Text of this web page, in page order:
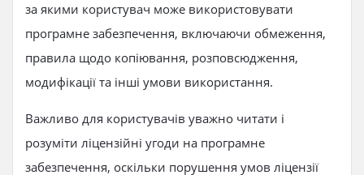
за якими користувач може використовувати
програмне забезпечення, включаючи обмеження,
правила щодо копіювання, розповсюдження,
модифікації та інші умови використання.
Важливо для користувачів уважно читати і
розуміти ліцензійні угоди на програмне
забезпечення, оскільки порушення умов ліцензії